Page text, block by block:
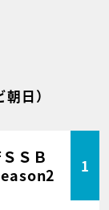
朝日）
ＳＢ
1